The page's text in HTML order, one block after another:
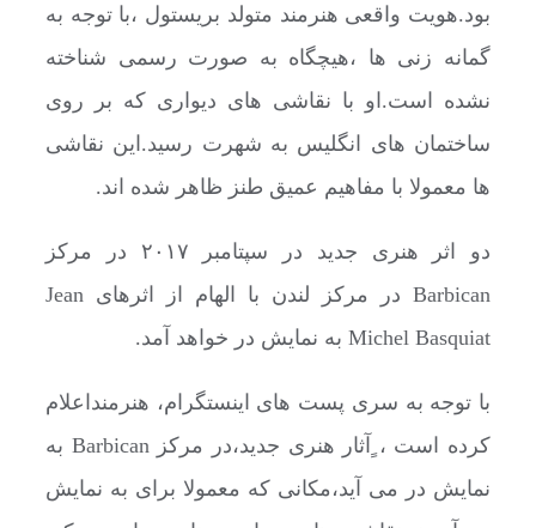
بود.هویت واقعی هنرمند متولد بریستول ،با توجه به
گمانه زنی ها ،هیچگاه به صورت رسمی شناخته
نشده است.او با نقاشی های دیواری که بر روی
ساختمان های انگلیس به شهرت رسید.این نقاشی
ها معمولا با مفاهیم عمیق طنز ظاهر شده اند.
دو اثر هنری جدید در سپتامبر ۲۰۱۷ در مرکز
Barbican در مرکز لندن با الهام از اثرهای Jean
Michel Basquiat به نمایش در خواهد آمد.
با توجه به سری پست های اینستگرام، هنرمنداعلام
کرده است ، ٍآثار هنری جدید،در مرکز Barbican به
نمایش در می آید،مکانی که معمولا برای به نمایش